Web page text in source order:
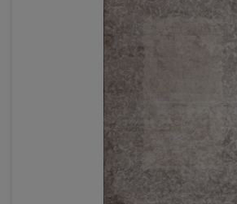
DO KOSZYKA